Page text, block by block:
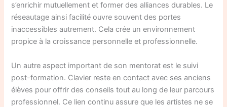
s’enrichir mutuellement et former des alliances durables. Le
réseautage ainsi facilité ouvre souvent des portes
inaccessibles autrement. Cela crée un environnement
propice à la croissance personnelle et professionnelle.
Un autre aspect important de son mentorat est le suivi
post-formation. Clavier reste en contact avec ses anciens
élèves pour offrir des conseils tout au long de leur parcours
professionnel. Ce lien continu assure que les artistes ne se